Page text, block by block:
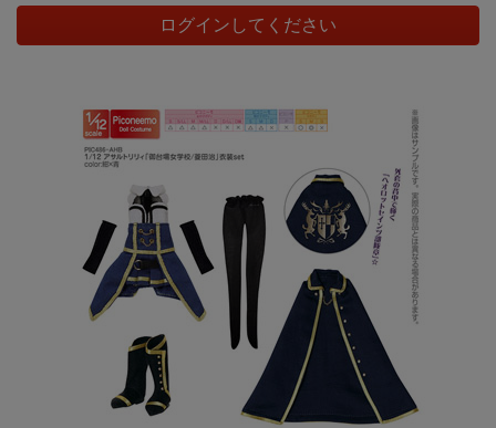
ログインしてください